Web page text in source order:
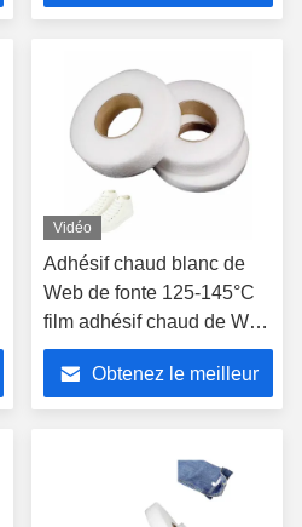
Vidéo
Adhésif chaud blanc de
Web de fonte 125-145°C
film adhésif chaud de Web
de la température de
liaison TPU
Obtenez le meilleur